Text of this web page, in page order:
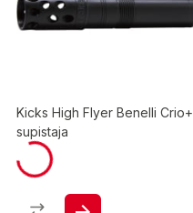
Kicks High Flyer Benelli Crio+
supistaja